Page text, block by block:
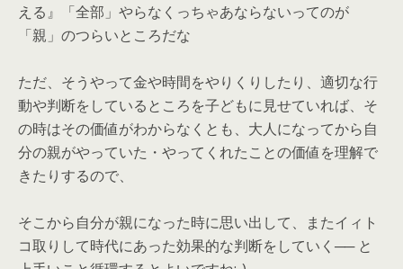
える』「全部」やらなくっちゃあならないってのが
「親」のつらいところだな
ただ、そうやって金や時間をやりくりしたり、適切な行
動や判断をしているところを子どもに見せていれば、そ
の時はその価値がわからなくとも、大人になってから自
分の親がやっていた・やってくれたことの価値を理解で
きたりするので、
そこから自分が親になった時に思い出して、またイィト
コ取りして時代にあった効果的な判断をしていく── と